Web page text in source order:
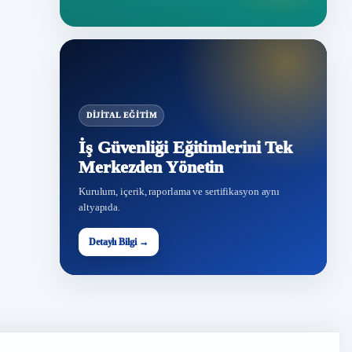
DIJITAL EĞITIM
İş Güvenliği Eğitimlerini Tek
Merkezden Yönetin
Kurulum, içerik, raporlama ve sertifikasyon aynı
altyapıda.
Detaylı Bilgi →